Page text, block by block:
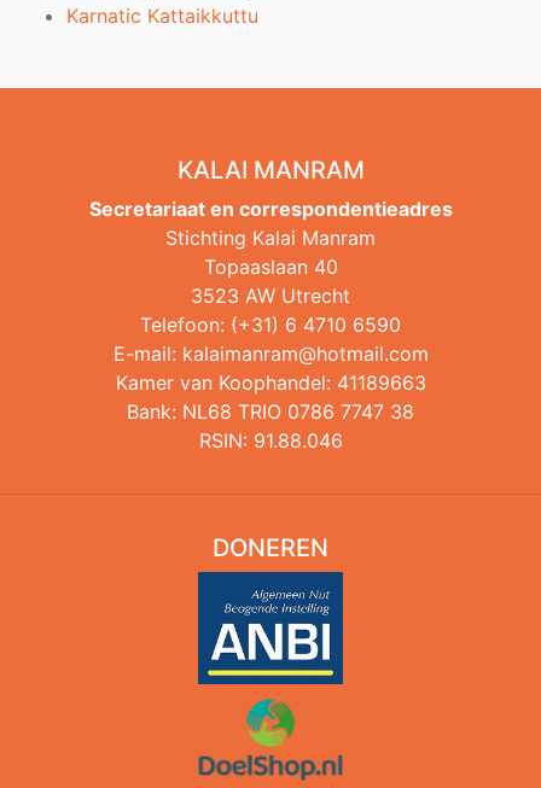
Karnatic Kattaikkuttu
KALAI MANRAM
Secretariaat en correspondentieadres
Stichting Kalai Manram
Topaaslaan 40
3523 AW Utrecht
Telefoon: (+31) 6 4710 6590
E-mail: kalaimanram@hotmail.com
Kamer van Koophandel: 41189663
Bank: NL68 TRIO 0786 7747 38
RSIN: 91.88.046
DONEREN